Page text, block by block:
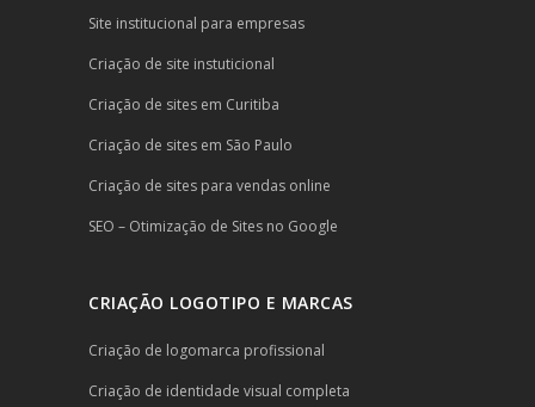
Site institucional para empresas
Criação de site instuticional
Criação de sites em Curitiba
Criação de sites em São Paulo
Criação de sites para vendas online
SEO – Otimização de Sites no Google
CRIAÇÃO LOGOTIPO E MARCAS
Criação de logomarca profissional
Criação de identidade visual completa